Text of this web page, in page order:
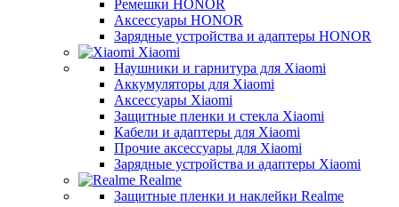
Ремешки HONOR
Аксессуары HONOR
Зарядные устройства и адаптеры HONOR
Xiaomi
Наушники и гарнитура для Xiaomi
Аккумуляторы для Xiaomi
Аксессуары Xiaomi
Защитные пленки и стекла Xiaomi
Кабели и адаптеры для Xiaomi
Прочие аксессуары для Xiaomi
Зарядные устройства и адаптеры Xiaomi
Realme
Защитные пленки и наклейки Realme